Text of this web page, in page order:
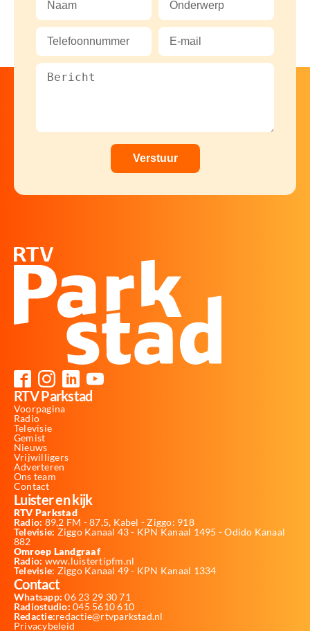
RTV Parkstad
Voorpagina
Radio
Televisie
Gemist
Nieuws
Vrijwilligers
Adverteren
Ons team
Contact
Luister en kijk
RTV Parkstad
Radio: 89,2 FM - 87,5, Kabel - Ziggo: 918
Televisie: Ziggo Kanaal 43 - KPN Kanaal 1495 - Odido Kanaal
882
Omroep Landgraaf
Radio: www.luistertipfm.nl
Televisie: Ziggo Kanaal 49 - KPN Kanaal 1334
Contact
Whatsapp: 06 23 29 30 71
Radiostudio: 045 5610 610
Redactie:redactie@rtvparkstad.nl
Privacybeleid